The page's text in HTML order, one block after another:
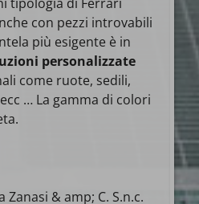
con pezzi introvabili
più esigente è in
personalizzate
come ruote, sedili,
… La gamma di colori
& amp; C. S.n.c.